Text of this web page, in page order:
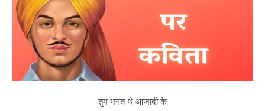
तुम भगत थे आजादी के